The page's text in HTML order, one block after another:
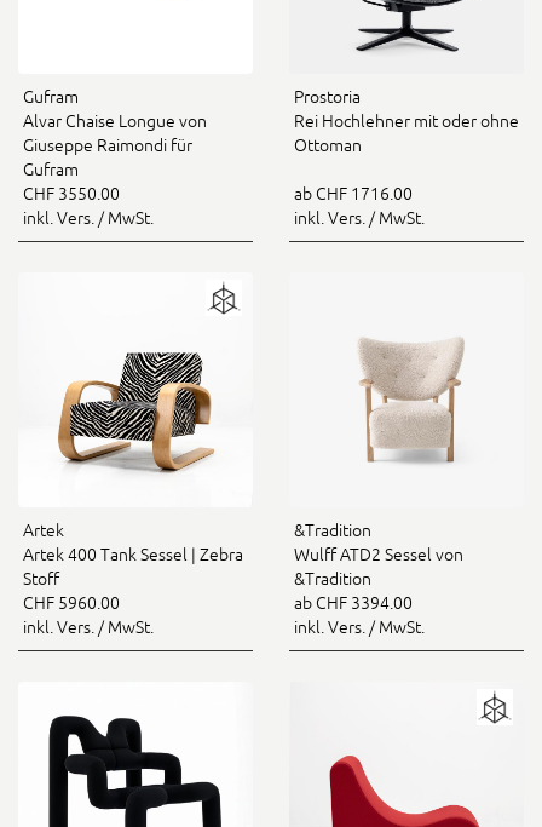
Gufram
Alvar Chaise Longue von
Giuseppe Raimondi für
Gufram
CHF 3550.00
inkl. Vers. / MwSt.
Prostoria
Rei Hochlehner mit oder ohne
Ottoman
ab CHF 1716.00
inkl. Vers. / MwSt.
Artek
Artek 400 Tank Sessel | Zebra
Stoff
CHF 5960.00
inkl. Vers. / MwSt.
&Tradition
Wulff ATD2 Sessel von
&Tradition
ab CHF 3394.00
inkl. Vers. / MwSt.